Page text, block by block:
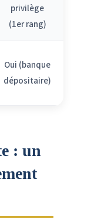
privilège
(1er rang)
Oui (banque
dépositaire)
: un